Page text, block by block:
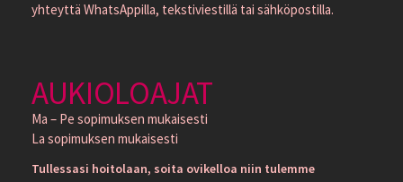
yhteyttä WhatsAppilla, tekstiviestillä tai sähköpostilla.
AUKIOLOAJAT
Ma – Pe sopimuksen mukaisesti
La sopimuksen mukaisesti
Tullessasi hoitolaan, soita ovikelloa niin tulemme